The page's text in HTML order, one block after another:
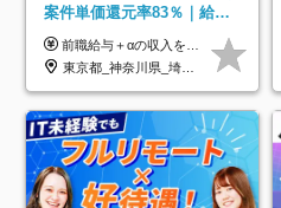
案件単価還元率83％｜給与
UP保証｜年休140日｜在宅
利用率9割｜独立支援・副業
制度
前職給与＋αの収入を保証 月給42万円～120万円＋各種手当＋賞与 給与基準が明確かつ高還元です。 一人ひとりが安定した環境のもと、長く活躍できる職場を目指しています。 ※平均年収650万円 ・還元率83％ ・各種手当について 職能手当／職務手当／資格手当／営業手当 など ※前職での経験・能力、給与などを考慮の上、当社規定により優遇いたします ※試用期間あり（3ヶ月／期間中の条件に変動はありません） ※上記金額には固定残業代（78,948円～225,564円/月30時間分）を含みます 超過分は別途全額支給いたします ・年収UPを保証 過去には転職時に〈年収200万円UP〉したエンジニアも在籍しています。入社時だけでなく、入社後も安心の給与水準で働ける環境です。キャリアや技術力が正当に評価されていないと感じていたら、一度面接でお話ししましょう！ 当社では管理職の人数は最低限にし、無駄な管理をしません。その費用削減分を社員の給与に還元しています！
東京都_神奈川県_埼玉県_千葉県_大阪府_愛知県_北海道_青森県_岩手県_宮城県_秋田県_山形県_福島県_茨城県_栃木県_群馬県_新潟県_山梨県_長野県_富山県_石川県_福井県_静岡県_岐阜県_三重県_兵庫県_京都府_滋賀県_奈良県_和歌山県_広島県_岡山県_鳥取県_島根県_山口県_徳島県_香川県_愛媛県_高知県_福岡県_熊本県_佐賀県_長崎県_大分県_宮崎県_鹿児島県_沖縄県